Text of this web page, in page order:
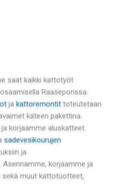
saat kaikki kattotyöt
Raaseporissa.
ja kattoremontit toteutetaan
käteen pakettina.
ja korjaamme aluskatteet.
sadevesikourujen
ja
korjaamme ja
muut kattotuotteet,